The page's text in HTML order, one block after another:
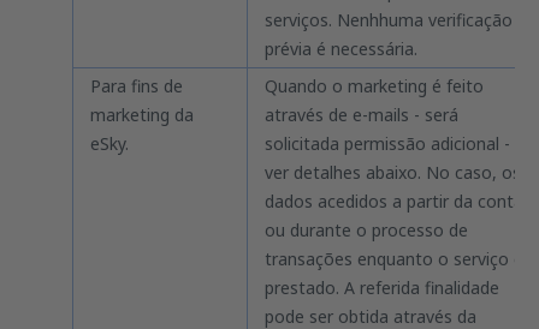
serviços. Nenhhuma verificação
prévia é necessária.
Para fins de
marketing da
eSky.
Quando o marketing é feito
através de e-mails - será
solicitada permissão adicional -
ver detalhes abaixo. No caso, os
dados acedidos a partir da conta
ou durante o processo de
transações enquanto o serviço é
prestado. A referida finalidade
pode ser obtida através da